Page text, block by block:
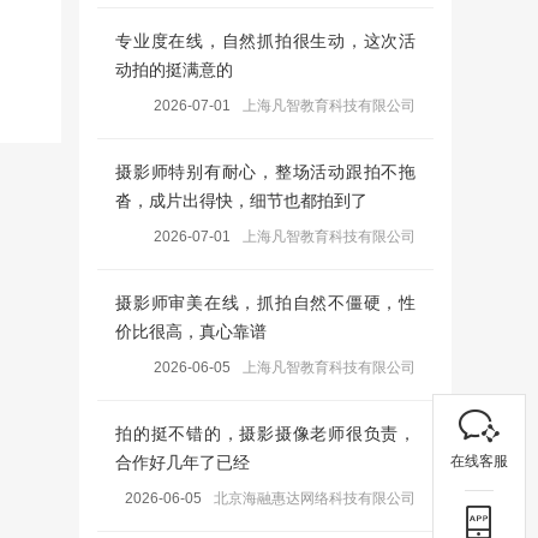
专业度在线，自然抓拍很生动，这次活
动拍的挺满意的
2026-07-01 上海凡智教育科技有限公司
摄影师特别有耐心，整场活动跟拍不拖
沓，成片出得快，细节也都拍到了
2026-07-01 上海凡智教育科技有限公司
摄影师审美在线，抓拍自然不僵硬，性
价比很高，真心靠谱
2026-06-05 上海凡智教育科技有限公司
拍的挺不错的，摄影摄像老师很负责，
合作好几年了已经
2026-06-05 北京海融惠达网络科技有限公司
在线客服